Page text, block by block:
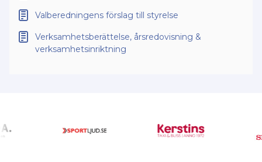
Valberedningens förslag till styrelse
Verksamhetsberättelse, årsredovisning &
verksamhetsinriktning